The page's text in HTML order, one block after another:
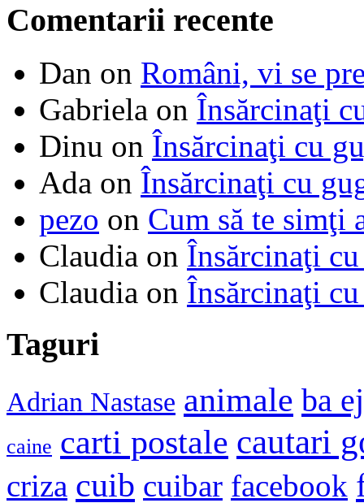
Comentarii recente
Dan on Români, vi se
Gabriela on Însărcinaţi
Dinu on Însărcinaţi cu
Ada on Însărcinaţi cu
pezo on Cum să te simţi
Claudia on Însărcinaţi
Claudia on Însărcinaţi
Taguri
Adrian Nastase animale ba
caine carti postale cautari
criza cuib cuibar facebook